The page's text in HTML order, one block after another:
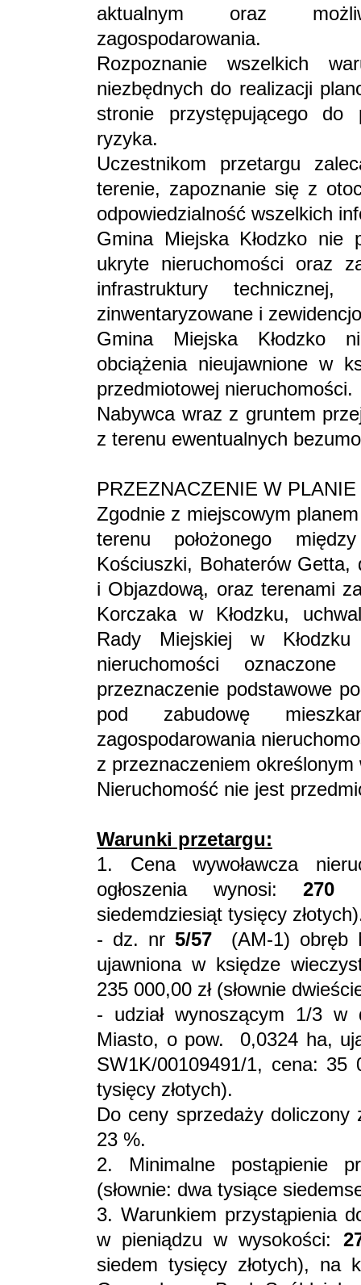
aktualnym oraz
zagospodarowania.
Rozpoznanie wszelkich
niezbędnych do realizacji
stronie przystępującego
ryzyka.
Uczestnikom przetargu
terenie, zapoznanie się z
odpowiedzialność wszelkich
Gmina Miejska Kłodzko nie
ukryte nieruchomości oraz
infrastruktury
zinwentaryzowane i
Gmina Miejska Kłodzko
obciążenia nieujawnione w
przedmiotowej nieruchomości.
Nabywca wraz z gruntem
z terenu ewentualnych
PRZEZNACZENIE W
Zgodnie z miejscowym
terenu położonego
Kościuszki, Bohaterów Getta,
i Objazdową, oraz terenami
Korczaka w Kłodzku,
Rady Miejskiej w
nieruchomości
przeznaczenie podstawowe
pod zabudowę
zagospodarowania
z przeznaczeniem
Nieruchomość nie jest
Warunki przetargu:
1. Cena wywoławcza
ogłoszenia wynosi:270
siedemdziesiąt tysięcy
- dz. nr 5/57 (AM-1) obręb
ujawniona w księdze
235 000,00 zł (słownie
- udział wynoszącym 1/3
Miasto, o pow. 0,0324 ha,
SW1K/00109491/1, cena: 35
tysięcy złotych).
Do ceny sprzedaży doliczony
23 %.
2. Minimalne postąpienie
(słownie: dwa tysiące
3. Warunkiem przystąpienia
w pieniądzu w wysokości:
siedem tysięcy złotych), na